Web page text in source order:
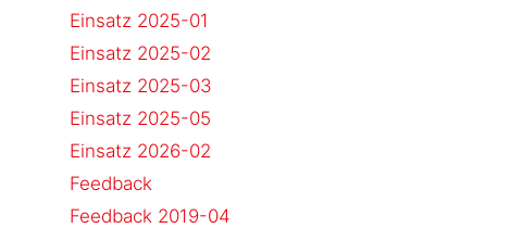
Einsatz 2025-01
Einsatz 2025-02
Einsatz 2025-03
Einsatz 2025-05
Einsatz 2026-02
Feedback
Feedback 2019-04